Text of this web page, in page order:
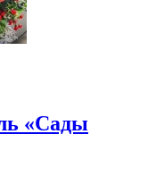
«Сады